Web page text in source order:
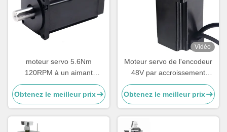
moteur servo 5.6Nm
120RPM à un aimant
permanent de C.C du couple
70W élevé
Obtenez le meilleur prix
Vidéo
Moteur servo de l'encodeur
48V par accroissement
60mm 400W pour le couple
élevé de ROBOT d'AGV
Obtenez le meilleur prix